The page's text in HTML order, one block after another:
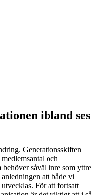
ibland ses
Generationsskiften
och
såväl inre som yttre
att både vi
För att fortsatt